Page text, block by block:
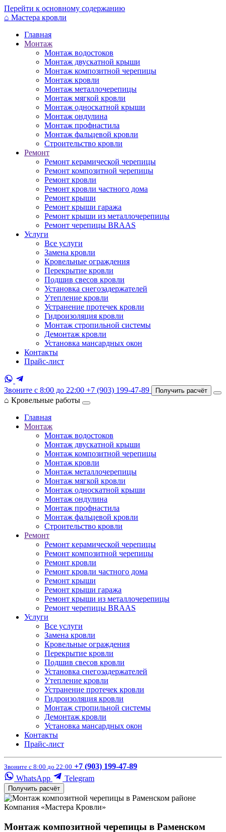
Перейти к основному содержанию
⌂ Мастера кровли
Главная
Монтаж
Монтаж водостоков
Монтаж двускатной крыши
Монтаж композитной черепицы
Монтаж кровли
Монтаж металлочерепицы
Монтаж мягкой кровли
Монтаж односкатной крыши
Монтаж ондулина
Монтаж профнастила
Монтаж фальцевой кровли
Строительство кровли
Ремонт
Ремонт керамической черепицы
Ремонт композитной черепицы
Ремонт кровли
Ремонт кровли частного дома
Ремонт крыши
Ремонт крыши гаража
Ремонт крыши из металлочерепицы
Ремонт черепицы BRAAS
Услуги
Все услуги
Замена кровли
Кровельные ограждения
Перекрытие кровли
Подшив свесов кровли
Установка снегозадержателей
Утепление кровли
Устранение протечек кровли
Гидроизоляция кровли
Монтаж стропильной системы
Демонтаж кровли
Установка мансардных окон
Контакты
Прайс-лист
Звоните с 8:00 до 22:00 +7 (903) 199-47-89 Получить расчёт
⌂ Кровельные работы
Главная
Монтаж
Монтаж водостоков
Монтаж двускатной крыши
Монтаж композитной черепицы
Монтаж кровли
Монтаж металлочерепицы
Монтаж мягкой кровли
Монтаж односкатной крыши
Монтаж ондулина
Монтаж профнастила
Монтаж фальцевой кровли
Строительство кровли
Ремонт
Ремонт керамической черепицы
Ремонт композитной черепицы
Ремонт кровли
Ремонт кровли частного дома
Ремонт крыши
Ремонт крыши гаража
Ремонт крыши из металлочерепицы
Ремонт черепицы BRAAS
Услуги
Все услуги
Замена кровли
Кровельные ограждения
Перекрытие кровли
Подшив свесов кровли
Установка снегозадержателей
Утепление кровли
Устранение протечек кровли
Гидроизоляция кровли
Монтаж стропильной системы
Демонтаж кровли
Установка мансардных окон
Контакты
Прайс-лист
Звоните с 8:00 до 22:00 +7 (903) 199-47-89
WhatsApp
Telegram
Получить расчёт
Компания «Мастера Кровли»
Монтаж композитной черепицы в Раменском